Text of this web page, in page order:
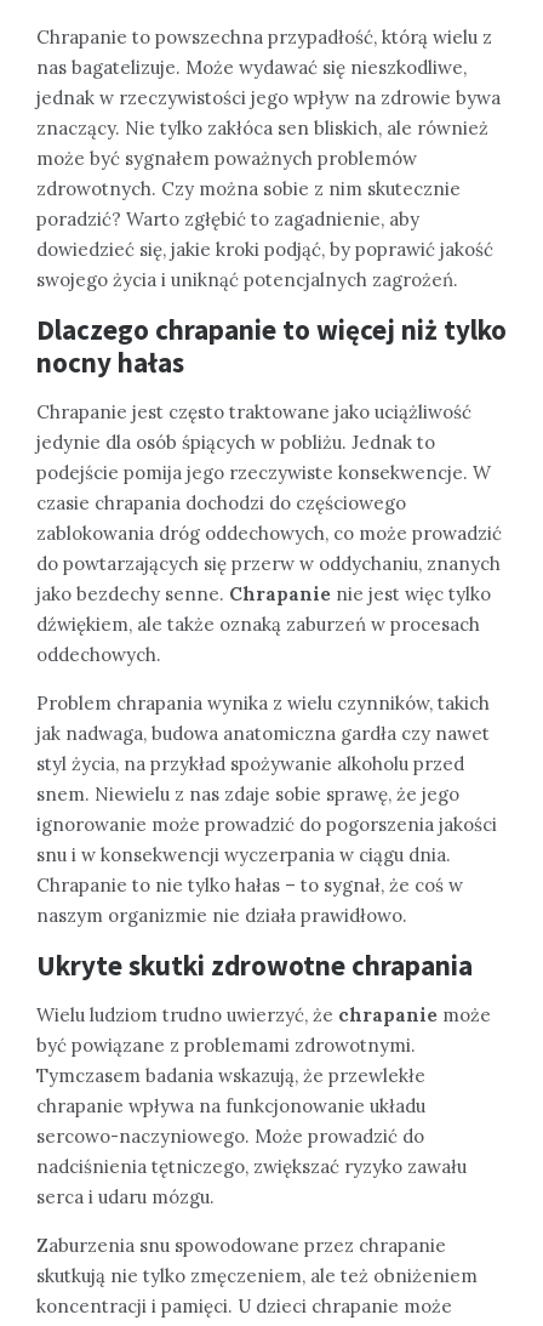
Chrapanie to powszechna przypadłość, którą wielu z
nas bagatelizuje. Może wydawać się nieszkodliwe,
jednak w rzeczywistości jego wpływ na zdrowie bywa
znaczący. Nie tylko zakłóca sen bliskich, ale również
może być sygnałem poważnych problemów
zdrowotnych. Czy można sobie z nim skutecznie
poradzić? Warto zgłębić to zagadnienie, aby
dowiedzieć się, jakie kroki podjąć, by poprawić jakość
swojego życia i uniknąć potencjalnych zagrożeń.
Dlaczego chrapanie to więcej niż tylko
nocny hałas
Chrapanie jest często traktowane jako uciążliwość
jedynie dla osób śpiących w pobliżu. Jednak to
podejście pomija jego rzeczywiste konsekwencje. W
czasie chrapania dochodzi do częściowego
zablokowania dróg oddechowych, co może prowadzić
do powtarzających się przerw w oddychaniu, znanych
jako bezdechy senne. Chrapanie nie jest więc tylko
dźwiękiem, ale także oznaką zaburzeń w procesach
oddechowych.
Problem chrapania wynika z wielu czynników, takich
jak nadwaga, budowa anatomiczna gardła czy nawet
styl życia, na przykład spożywanie alkoholu przed
snem. Niewielu z nas zdaje sobie sprawę, że jego
ignorowanie może prowadzić do pogorszenia jakości
snu i w konsekwencji wyczerpania w ciągu dnia.
Chrapanie to nie tylko hałas – to sygnał, że coś w
naszym organizmie nie działa prawidłowo.
Ukryte skutki zdrowotne chrapania
Wielu ludziom trudno uwierzyć, że chrapanie może
być powiązane z problemami zdrowotnymi.
Tymczasem badania wskazują, że przewlekłe
chrapanie wpływa na funkcjonowanie układu
sercowo-naczyniowego. Może prowadzić do
nadciśnienia tętniczego, zwiększać ryzyko zawału
serca i udaru mózgu.
Zaburzenia snu spowodowane przez chrapanie
skutkują nie tylko zmęczeniem, ale też obniżeniem
koncentracji i pamięci. U dzieci chrapanie może